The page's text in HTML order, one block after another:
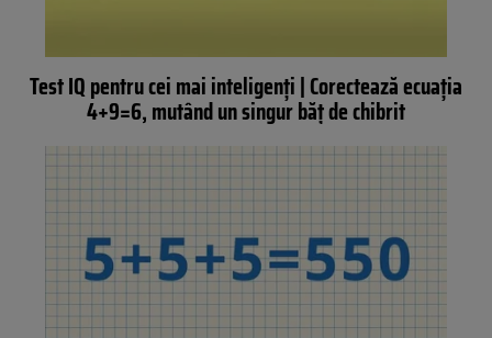
Test IQ pentru cei mai inteligenți | Corectează ecuația
4+9=6, mutând un singur băț de chibrit